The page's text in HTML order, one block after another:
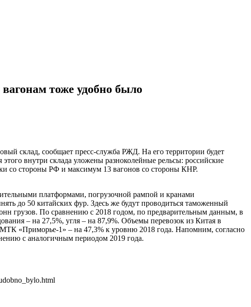
тоже удобно было
склад, сообщает пресс-служба РЖД. На его территории будет
внутри склада уложены разноколейные рельсы: российские
со стороны РФ и максимум 13 вагонов со стороны КНР.
платформами, погрузочной рампой и кранами
до 50 китайских фур. Здесь же будут проводиться таможенный
грузов. По сравнению с 2018 годом, по предварительным данным, в
– на 27,5%, угля – на 87,9%. Объемы перевозок из Китая в
МТК «Приморье-1» – на 47,3% к уровню 2018 года. Напомним, согласно
с аналогичным периодом 2019 года.